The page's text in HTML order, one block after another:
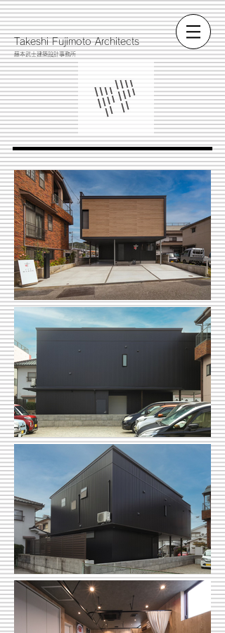
​Takeshi Fujimoto Architects
藤本武士建築設計事務所